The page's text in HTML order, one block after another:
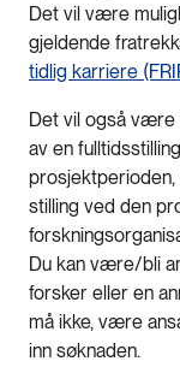
Det vil være
gjeldende
tidlig karriere
Det vil også være
av en
stilling ved den
Du kan være/bli
forsker eller en
må ikke, være
inn søknaden.